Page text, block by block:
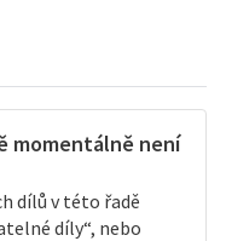
momentálně není
dílů v této řadě
díly“, nebo